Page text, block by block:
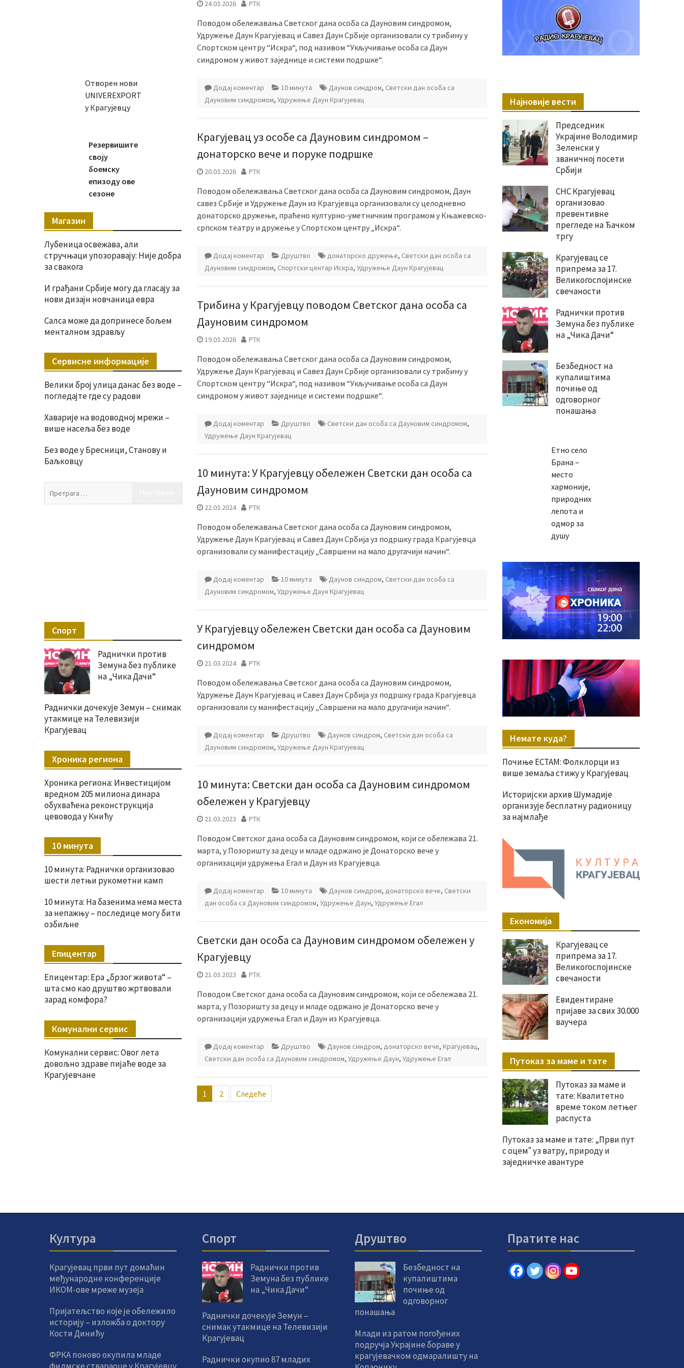
24.03.2026 РТК
Поводом обележавања Светског дана особа са Дауновим синдромом,
Удружење Даун Крагујевац и Савез Даун Србије организовали су трибину у
Спортском центру “Искра“, под називом “Укључивање особа са Даун
синдромом у живот заједнице и системи подршке“.
Додај коментар 10 минута Даунов синдром, Светски дан особа са
Дауновим синдромом, Удружење Даун Крагујевац
Крагујевац уз особе са Дауновим синдромом –
донаторско вече и поруке подршке
20.03.2026 РТК
Поводом обележавања Светског дана особа са Дауновим синдромом, Даун
савез Србије и Удружење Даун из Крагујевца организовали су целодневно
донаторско дружење, праћено културно-уметничким програмом у Књажевско-
српском театру и дружење у Спортском центру „Искра“.
Додај коментар Друштво донаторско дружење, Светски дан особа са
Дауновим синдромом, Спортски центар Искра, Удружење Даун Крагујевац
Трибина у Крагујевцу поводом Светског дана особа са
Дауновим синдромом
19.03.2026 РТК
Поводом обележавања Светског дана особа са Дауновим синдромом,
Удружење Даун Крагујевац и Савез Даун Србије организовали су трибину у
Спортском центру “Искра“, под називом “Укључивање особа са Даун
синдромом у живот заједнице и системи подршке“.
Додај коментар Друштво Светски дан особа са Дауновим синдромом,
Удружење Даун Крагујевац
10 минута: У Крагујевцу обележен Светски дан особа са
Дауновим синдромом
22.03.2024 РТК
Поводом обележавања Светског дана особа са Дауновим синдромом,
Удружење Даун Крагујевац и Савез Даун Србијa уз подршку града Крагујевца
организовали су манифестацију „Савршени на мало другачији начин“.
Додај коментар 10 минута Даунов синдром, Светски дан особа са
Дауновим синдромом, Удружење Даун Крагујевац
У Крагујевцу обележен Светски дан особа са Дауновим
синдромом
21.03.2024 РТК
Поводом обележавања Светског дана особа са Дауновим синдромом,
Удружење Даун Крагујевац и Савез Даун Србијa уз подршку града Крагујевца
организовали су манифестацију „Савршени на мало другачији начин“.
Додај коментар Друштво Даунов синдром, Светски дан особа са
Дауновим синдромом, Удружење Даун Крагујевац
10 минута: Светски дан особа са Дауновим синдромом
обележен у Крагујевцу
21.03.2023 РТК
Поводом Светског дана особа са Дауновим синдромом, који се обележава 21.
марта, у Позоришту за децу и младе одржано је Донаторско вече у
организацији удружења Егал и Даун из Крагујевца.
Додај коментар 10 минута Даунов синдром, донаторско вече, Светски
дан особа са Дауновим синдромом, Удружење Даун, Удружење Егал
Светски дан особа са Дауновим синдромом обележен у
Крагујевцу
21.03.2023 РТК
Поводом Светског дана особа са Дауновим синдромом, који се обележава 21.
марта, у Позоришту за децу и младе одржано је Донаторско вече у
организацији удружења Егал и Даун из Крагујевца.
Додај коментар Друштво Даунов синдром, донаторско вече, Крагујевац,
Светски дан особа са Дауновим синдромом, Удружење Даун, Удружење Егал
Пагинација
чланака
1 2 Следеће
Најновије вести
Председник
Украјине Володимир
Зеленски у
званичној посети
Србији
СНС Крагујевац
организовао
превентивне
прегледе на Ђачком
тргу
Крагујевац се
припрема за 17.
Великогоспојинске
свечаности
Раднички против
Земуна без публике
на „Чика Дачи“
Безбедност на
купалиштима
почиње од
одговорног
понашања
Етно село
Брана –
место
хармоније,
природних
лепота и
одмор за
душу
Немате куда?
Почиње ЕСТАМ: Фолклорци из
више земаља стижу у Крагујевац
Историјски архив Шумадије
организује бесплатну радионицу
за најмлађе
Економија
Крагујевац се
припрема за 17.
Великогоспојинске
свечаности
Евидентиране
пријаве за свих 30.000
ваучера
Путоказ за маме и тате
Путоказ за маме и
тате: Квалитетно
време током летњег
распуста
Путоказ за маме и тате: „Први пут
с оцемˮ уз ватру, природу и
заједничке авантуре
Отворен нови
UNIVEREXPORT
у Крагујевцу
Резервишите
своју
боемску
епизоду ове
сезоне
Магазин
Лубеница освежава, али
стручњаци упозоравају: Није добра
за свакога
И грађани Србије могу да гласају за
нови дизајн новчаница евра
Салса може да допринесе бољем
менталном здрављу
Сервисне информације
Велики број улица данас без воде –
погледајте где су радови
Хаварије на водоводној мрежи –
више насеља без воде
Без воде у Бресници, Станову и
Баљковцу
Претрага
Спорт
Раднички против
Земуна без публике
на „Чика Дачи“
Раднички дочекује Земун – снимак
утакмице на Телевизији
Крагујевац
Хроника региона
Хроника региона: Инвестицијом
вредном 205 милиона динара
обухваћена реконструкција
цевовода у Книћу
10 минута
10 минута: Раднички организовао
шести летњи рукометни камп
10 минута: На базенима нема места
за непажњу – последице могу бити
озбиљне
Епицентар
Епицентар: Ера „брзог живота“ –
шта смо као друштво жртвовали
зарад комфора?
Комунални сервис
Комунални сервис: Овог лета
довољно здраве пијаће воде за
Крагујевчане
Култура
Крагујевац први пут домаћин
међународне конференције
ИКОМ-ове мреже музеја
Пријатељство које је обележило
историју – изложба о доктору
Кости Динићу
ФРКА поново окупила младе
Спорт
Раднички против
Земуна без публике
на „Чика Дачи“
Раднички дочекује Земун –
снимак утакмице на Телевизији
Крагујевац
Раднички окупио 87 младих
Друштво
Безбедност на
купалиштима
почиње од
одговорног
понашања
Млади из ратом погођених
подручја Украјине бораве у
крагујевачком одмаралишту на
Пратите нас